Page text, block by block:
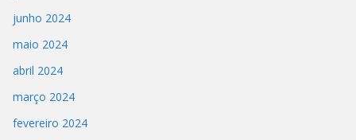
junho 2024
maio 2024
abril 2024
março 2024
fevereiro 2024